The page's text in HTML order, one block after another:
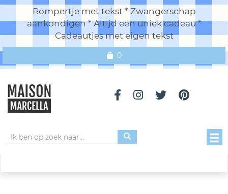
Rompertje met tekst * Zwangerschap
aankondigen * Altijd een uniek cadeau *
Cadeautjes met eigen tekst
0